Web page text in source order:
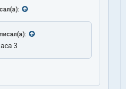
писал(а):
3